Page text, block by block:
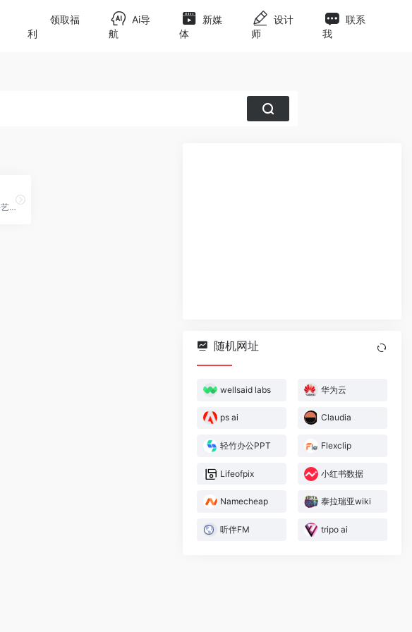
领取福
利
Ai导
航
新媒
体
设计
师
联系
我
seaart ai,海艺ai绘画网站,聊天机器人,prompt提示词社区
随机网址
wellsaid labs 华为云
ps ai Claudia
轻竹办公PPT Flexclip
Lifeofpix 小红书数据
Namecheap 泰拉瑞亚wiki
听伴FM tripo ai